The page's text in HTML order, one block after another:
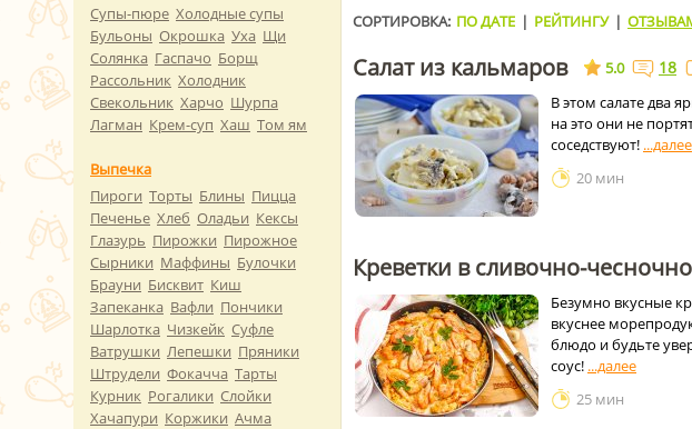
СОРТИРОВКА: ПО ДАТЕ | РЕЙТИНГУ |
Салат из кальмаров 5.0 18
В этом салате два
на это они не
соседствуют!
20 мин
Креветки в сливочно-
Безумно вкусные
вкуснее
блюдо и будьте
соус!
25 мин
Супы-пюре Холодные супы
Бульоны Окрошка Уха Щи
Солянка Гаспачо Борщ
Рассольник Холодник
Свекольник Харчо Шурпа
Лагман Крем-суп Хаш Том ям
Выпечка
Пироги Торты Блины Пицца
Печенье Хлеб Оладьи Кексы
Глазурь Пирожки Пирожное
Сырники Маффины Булочки
Брауни Бисквит Киш
Запеканка Вафли Пончики
Шарлотка Чизкейк Суфле
Ватрушки Лепешки Пряники
Штрудели Фокачча Тарты
Курник Рогалики Слойки
Хачапури Коржики Ачма